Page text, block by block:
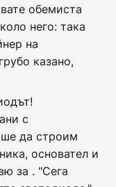
обемиста
него: така
на
казано,
с
да строим
основател и
за . "Сега